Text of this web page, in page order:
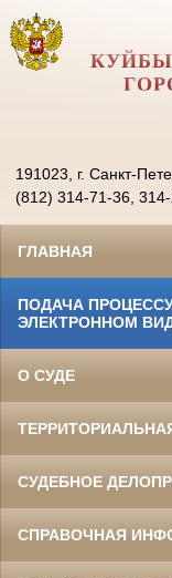
191023, г. Санкт-
(812) 314-71-36, 314-
ГЛАВНАЯ
ПОДАЧА
ЭЛЕКТРОННОМ
О СУДЕ
СУДЕБНОЕ
СПРАВОЧНАЯ